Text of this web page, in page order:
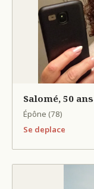
Salomé, 50 ans
Épône (78)
Se deplace